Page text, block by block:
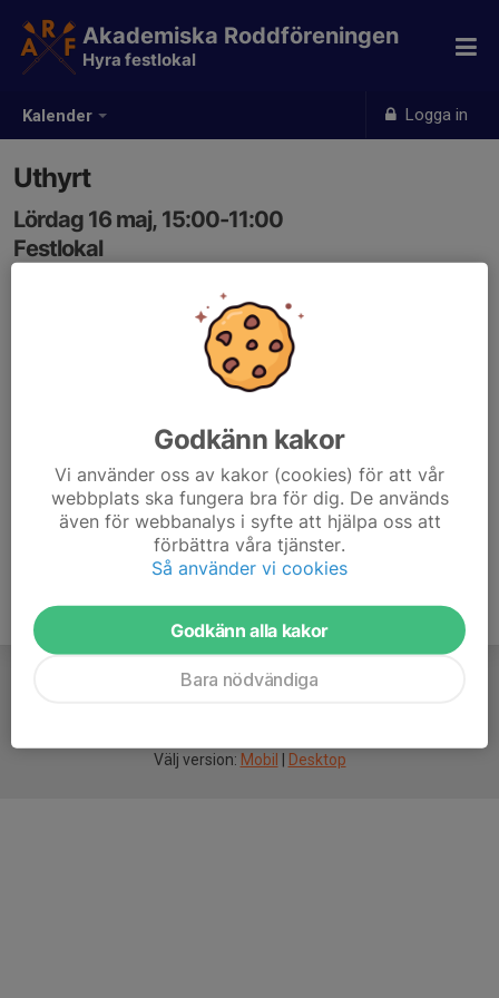
Kalender Logga in
Akademiska Roddföreningen
Hyra festlokal
Uthyrt
Lördag 16 maj, 15:00-11:00
Festlokal
Samling: 15:00, Festlokal
Välj version: Mobil Desktop
Godkänn kakor
Vi använder oss av kakor (cookies) för att vår
webbplats ska fungera bra för dig. De används
även för webbanalys i syfte att hjälpa oss att
förbättra våra tjänster.
Så använder vi cookies
Godkänn alla kakor
Bara nödvändiga